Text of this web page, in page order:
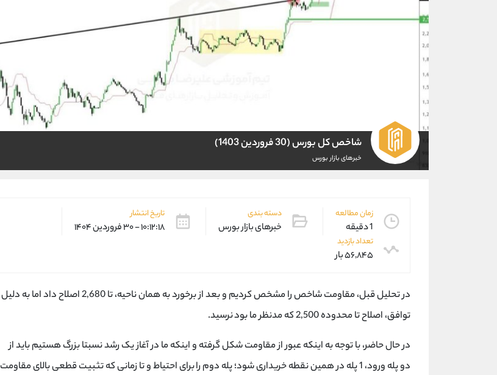
شاخص کل بورس (30 فروردین 1403)
خبرهای بازار بورس
زمان مطالعه
1 دقیقه
دسته بندی
خبرهای بازار بورس
تاریخ انتشار
۱۰:۱۲:۱۸ - ۳۰ فروردین ۱۴۰۴
تعداد بازدید
۵۶,۸۴۵ بار
در تحلیل قبل، مقاومت شاخص را مشخص کردیم و بعد از برخورد به همان ناحیه، تا 2,680 اصلاح داد اما به دلیل
توافق، اصلاح تا محدوده 2,500 که مدنظر ما بود نرسید.
در حال حاضر، با توجه به اینکه عبور از مقاومت شکل گرفته و اینکه ما در آغاز یک رشد نسبتا بزرگ هستیم باید از
دو پله ورود، 1 پله در همین نقطه خریداری شود؛ پله دوم را برای احتیاط و تا زمانی که تثبیت قطعی بالای مقاومت